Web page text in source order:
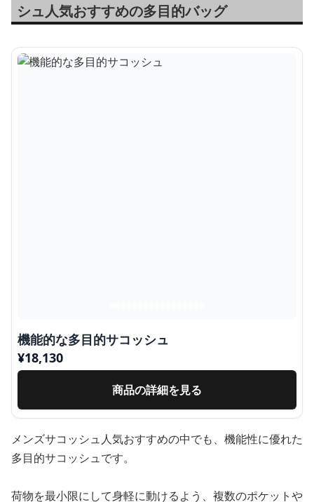
シュ人気おすすめの多目的バッグ
機能的な多目的サコッシュ
¥18,130
商品の詳細を見る
メンズサコッシュ人気おすすめの中でも、機能性に優れた
多目的サコッシュです。
荷物を最小限にして身軽に動けるよう、複数のポケットや